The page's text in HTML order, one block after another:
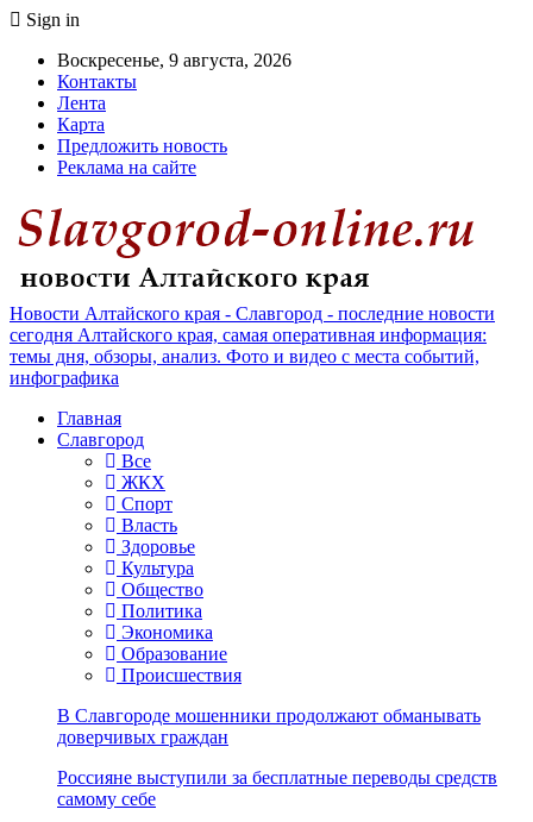
Sign in
Воскресенье, 9 августа, 2026
Контакты
Лента
Карта
Предложить новость
Реклама на сайте
Новости Алтайского края - Славгород - последние новости
сегодня Алтайского края, самая оперативная информация:
темы дня, обзоры, анализ. Фото и видео с места событий,
инфографика
Главная
Славгород
Все
ЖКХ
Спорт
Власть
Здоровье
Культура
Общество
Политика
Экономика
Образование
Происшествия
В Славгороде мошенники продолжают обманывать
доверчивых граждан
Россияне выступили за бесплатные переводы средств
самому себе